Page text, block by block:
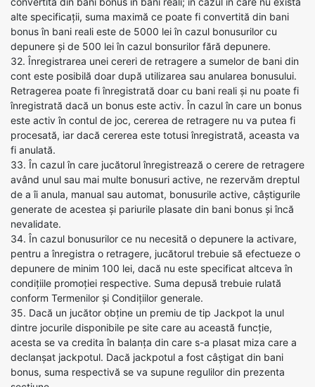
alte specificații, suma maximă ce poate fi convertită din bani
bonus în bani reali este de 5000 lei în cazul bonusurilor cu
depunere și de 500 lei în cazul bonsurilor fără depunere.
32. Înregistrarea unei cereri de retragere a sumelor de bani din
cont este posibilă doar după utilizarea sau anularea bonusului.
Retragerea poate fi înregistrată doar cu bani reali și nu poate fi
înregistrată dacă un bonus este activ. În cazul în care un bonus
este activ în contul de joc, cererea de retragere nu va putea fi
procesată, iar dacă cererea este totusi înregistrată, aceasta va
fi anulată.
33. În cazul în care jucătorul înregistrează o cerere de retragere
având unul sau mai multe bonusuri active, ne rezervăm dreptul
de a îi anula, manual sau automat, bonusurile active, câștigurile
generate de acestea și pariurile plasate din bani bonus și încă
nevalidate.
34. În cazul bonusurilor ce nu necesită o depunere la activare,
pentru a înregistra o retragere, jucătorul trebuie să efectueze o
depunere de minim 100 lei, dacă nu este specificat altceva în
condițiile promoției respective. Suma depusă trebuie rulată
conform Termenilor și Condițiilor generale.
35. Dacă un jucător obține un premiu de tip Jackpot la unul
dintre jocurile disponibile pe site care au această funcție,
acesta se va credita în balanța din care s-a plasat miza care a
declanșat jackpotul. Dacă jackpotul a fost câștigat din bani
bonus, suma respectivă se va supune regulilor din prezenta